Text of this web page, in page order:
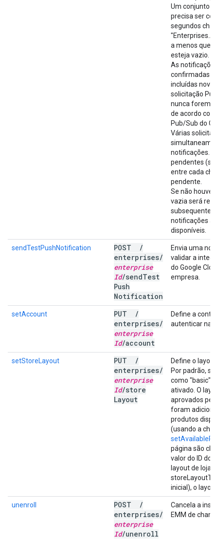
Um conjunto
precisa ser
segundos
a menos que
esteja vazio.
As
confirmadas
incluídas
solicitação
nunca forem
de acordo
Pub/Sub do
Várias
notificações.
pendentes (se
entre cada
pendente.
Se não houver
vazia será
subsequentes
notificações
disponíveis.
sendTestPushNotification POST
/
enterprises/
enterprise
Id/sendTest
Push
Notification
Envia uma
validar a
do Google
empresa.
setAccount PUT
/
enterprises/
enterprise
Id/account
Define a conta
autenticar na
setStoreLayout PUT
/
enterprises/
enterprise
Id/store
Layout
Define o
Por padrão,
como "basic" e
ativado. O
aprovados
foram
produtos
(usando a
página são
valor do ID do
layout de loja
inicial), o
unenroll POST
/
enterprises/
enterprise
Id/unenroll
Cancela a
EMM de